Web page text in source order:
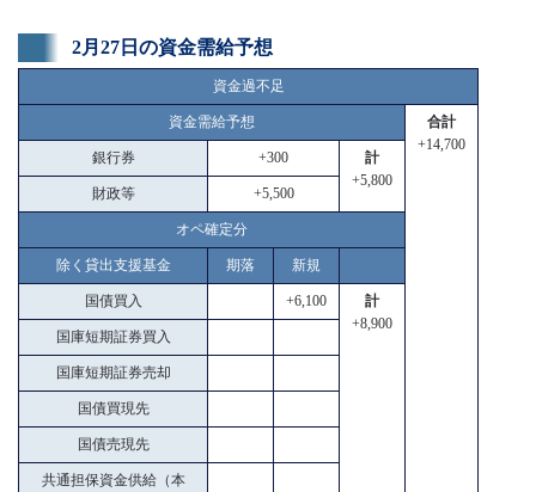
2月27日の資金需給予想
資金過不足
資金需給予想
合計
+14,700
銀行券 +300
計
+5,800
財政等 +5,500
オペ確定分
除く貸出支援基金 期落 新規
国債買入 +6,100
計
+8,900
国庫短期証券買入
国庫短期証券売却
国債買現先
国債売現先
共通担保資金供給（本